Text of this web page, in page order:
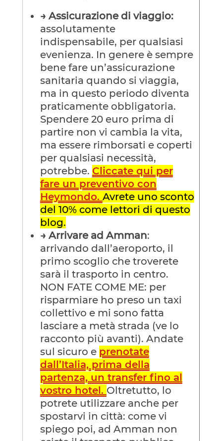
→ Assicurazione di viaggio:
assolutamente
indispensabile, per qualsiasi
evenienza. In genere è sempre
bene fare un’assicurazione
sanitaria quando si viaggia,
ma in questo periodo diventa
praticamente obbligatoria.
Spendere 20 euro prima di
partire non vi cambia la vita,
ma essere rimborsati e coperti
per qualsiasi necessità,
potrebbe. Cliccate qui per
fare un preventivo con
Heymondo. Avrete uno sconto
del 10% come lettori di questo
blog.
→ Arrivare ad Amman:
arrivando dall’aeroporto, il
primo scoglio che troverete
sarà il trasporto in centro.
NON FATE COME ME: per
risparmiare ho preso un taxi
collettivo e mi sono fatta
lasciare a metà strada (ve lo
racconto più avanti). Andate
sul sicuro e prenotate
dall’Italia, prima della
partenza, un transfer fino al
vostro hotel. Oltretutto, lo
potrete utilizzare anche per
spostarvi in città: come vi
spiego poi, ad Amman non